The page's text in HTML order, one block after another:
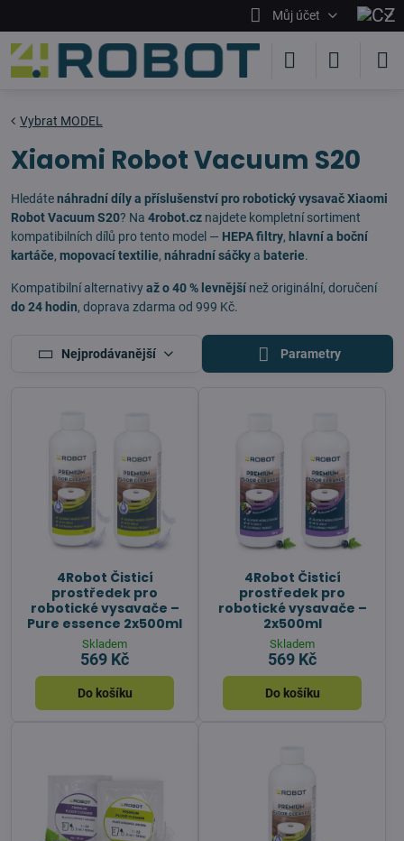
Můj účet
Vybrat MODEL
Xiaomi Robot Vacuum S20
Hledátenáhradní díly a příslušenství pro robotický vysavač Xiaomi
Robot Vacuum S20? Na 4robot.cz najdete kompletní sortiment
kompatibilních dílů pro tento model — HEPA filtry, hlavní a boční
kartáče, mopovací textilie, náhradní sáčky a baterie.
Kompatibilní alternativyaž o 40 % levnější než originální, doručení
do 24 hodin, doprava zdarma od 999 Kč.
Nejprodávanější Parametry
4Robot Čisticí
prostředek pro
robotické vysavače –
Pure essence 2x500ml
Skladem
569 Kč
Do košíku
4Robot Čisticí
prostředek pro
robotické vysavače –
2x500ml
Skladem
569 Kč
Do košíku